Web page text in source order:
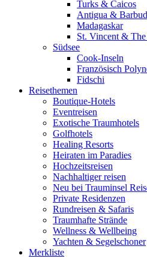
Turks & Caicos
Antigua &
Madagaskar
St. Vincent &
Südsee
Cook-Inseln
Französisch
Fidschi
Reisethemen
Boutique-Hotels
Eventreisen
Exotische Traumhotels
Golfhotels
Healing Resorts
Heiraten im Paradies
Hochzeitsreisen
Nachhaltiger reisen
Neu bei Trauminsel
Private Residenzen
Rundreisen & Safaris
Traumhafte Strände
Wellness & Wellbeing
Yachten & Segelschoner
Merkliste